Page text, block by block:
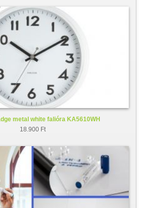
metal white falióra KA5610WH
18.900 Ft